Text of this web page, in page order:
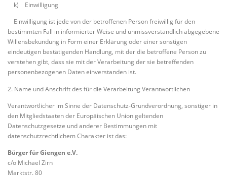
k) Einwilligung
Einwilligung ist jede von der betroffenen Person freiwillig für den
bestimmten Fall in informierter Weise und unmissverständlich abgegebene
Willensbekundung in Form einer Erklärung oder einer sonstigen
eindeutigen bestätigenden Handlung, mit der die betroffene Person zu
verstehen gibt, dass sie mit der Verarbeitung der sie betreffenden
personenbezogenen Daten einverstanden ist.
2. Name und Anschrift des für die Verarbeitung Verantwortlichen
Verantwortlicher im Sinne der Datenschutz-Grundverordnung, sonstiger in
den Mitgliedstaaten der Europäischen Union geltenden
Datenschutzgesetze und anderer Bestimmungen mit
datenschutzrechtlichem Charakter ist das:
Bürger für Giengen e.V.
c/o Michael Zirn
Marktstr. 80